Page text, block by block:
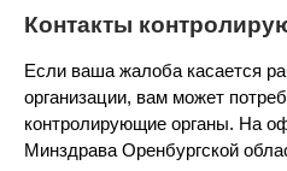
Контакты
Если ваша жалоба касается
организации, вам может
контролирующие органы. На
Минздрава Оренбургской